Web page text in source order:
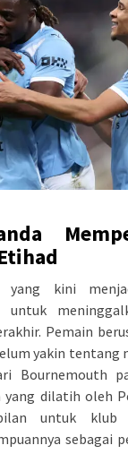
yang kini
untuk
Pemain
yakin tentang
Bournemouth
dilatih oleh
untuk
sebagai